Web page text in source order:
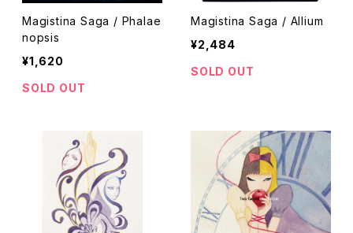
Magistina Saga / Phalae
nopsis
¥1,620
SOLD OUT
Magistina Saga / Allium
¥2,484
SOLD OUT